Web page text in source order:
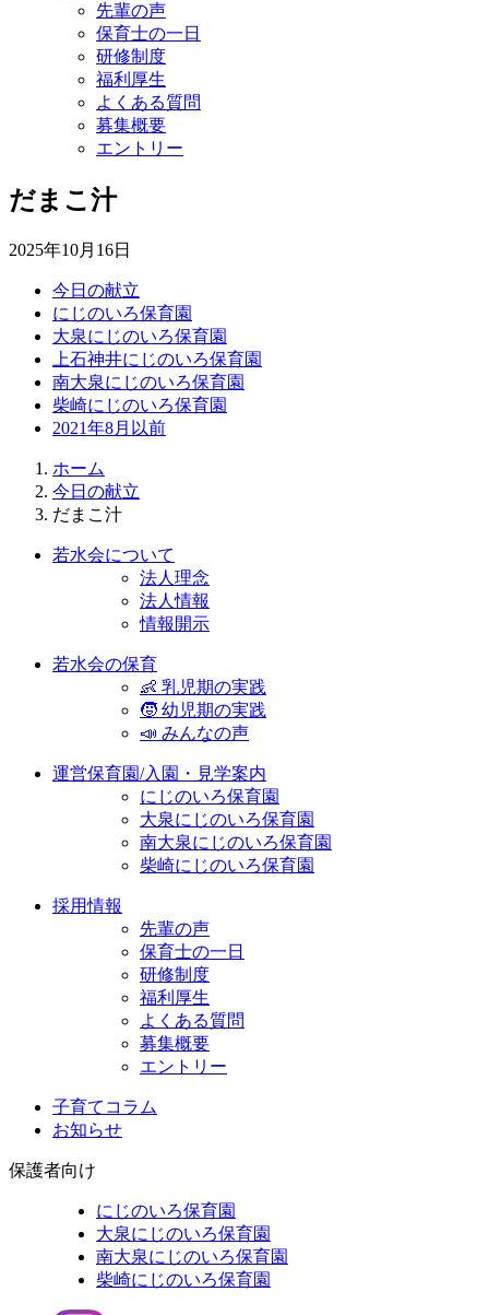
先輩の声
保育士の一日
研修制度
福利厚生
よくある質問
募集概要
エントリー
だまこ汁
2025年10月16日
今日の献立
にじのいろ保育園
大泉にじのいろ保育園
上石神井にじのいろ保育園
南大泉にじのいろ保育園
柴崎にじのいろ保育園
2021年8月以前
ホーム
今日の献立
だまこ汁
若水会について
法人理念
法人情報
情報開示
若水会の保育
👶 乳児期の実践
🧒 幼児期の実践
📣 みんなの声
運営保育園/入園・見学案内
にじのいろ保育園
大泉にじのいろ保育園
南大泉にじのいろ保育園
柴崎にじのいろ保育園
採用情報
先輩の声
保育士の一日
研修制度
福利厚生
よくある質問
募集概要
エントリー
子育てコラム
お知らせ
保護者向け
にじのいろ保育園
大泉にじのいろ保育園
南大泉にじのいろ保育園
柴崎にじのいろ保育園